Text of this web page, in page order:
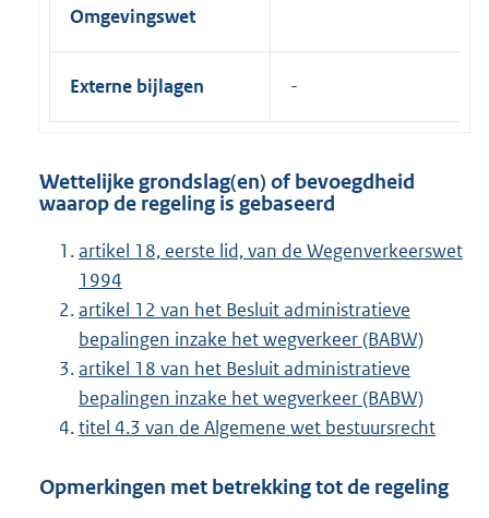
Omgevingswet
Externe bijlagen
Wettelijke grondslag(en) of bevoegdheid
waarop de regeling is gebaseerd
artikel 18, eerste lid, van de Wegenverkeerswet
1994
artikel 12 van het Besluit administratieve
bepalingen inzake het wegverkeer (BABW)
artikel 18 van het Besluit administratieve
bepalingen inzake het wegverkeer (BABW)
titel 4.3 van de Algemene wet bestuursrecht
Opmerkingen met betrekking tot de regeling